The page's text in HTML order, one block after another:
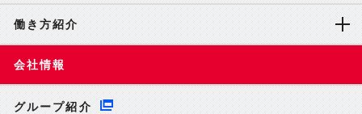
働き方紹介
会社情報
グループ紹介